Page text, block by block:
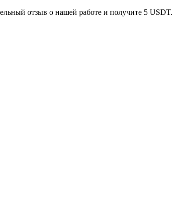
отзыв о нашей работе и получите 5 USDT.